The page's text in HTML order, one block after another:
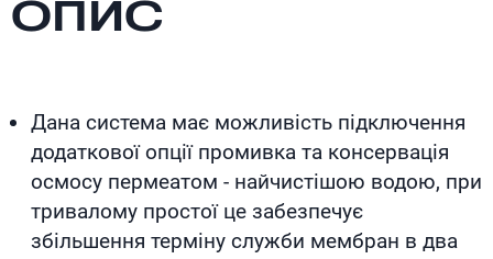
серії з розширеним функціоналом. Дана система,
надійності і автоматикою Danfoss, Данія. Вже в
базовій комплектації система має функцію
автоматичної гідравлічної промивки мембрани, що
значно подовжує термін її служби і електронний
контролер з вбудованим кондуктоміром, що
ОПИС
Дана система має можливість підключення
додаткової опції промивка та консервація
осмосу пермеатом - найчистішою водою, при
тривалому простої це забезпечує
збільшення терміну служби мембран в два